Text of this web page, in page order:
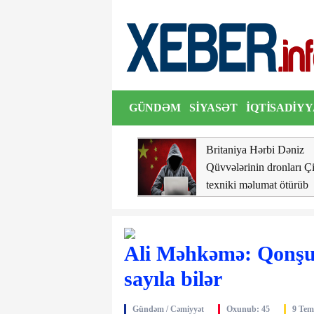
Qüvvələrinin dronları Çinə texniki məlumat ötürüb
GÜNDƏM SIYASƏT
ŞOU
VIDEO
Britaniya Hərbi Dəniz
Qüvvələrinin dronları
texniki məlumat ötürüb
Ali Məhkəmə:
sayıla bilər
Gündəm / Cəmiyyət Oxunub: 45 9